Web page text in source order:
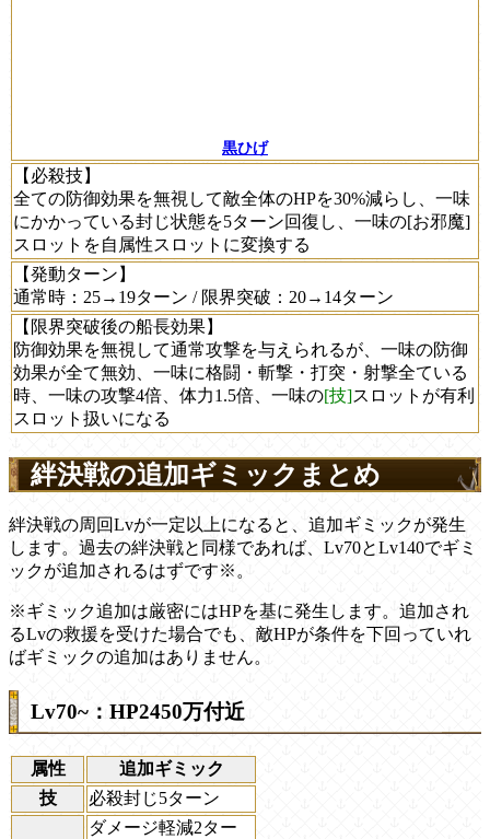
黒ひげ
【必殺技】
全ての防御効果を無視して敵全体のHPを30%減らし、一味
にかかっている封じ状態を5ターン回復し、一味の[お邪魔]
スロットを自属性スロットに変換する
【発動ターン】
通常時：25→19ターン / 限界突破：20→14ターン
【限界突破後の船長効果】
防御効果を無視して通常攻撃を与えられるが、一味の防御
効果が全て無効、一味に格闘・斬撃・打突・射撃全ている
時、一味の攻撃4倍、体力1.5倍、一味の[技]スロットが有利
スロット扱いになる
絆決戦の追加ギミックまとめ
絆決戦の周回Lvが一定以上になると、追加ギミックが発生
します。過去の絆決戦と同様であれば、Lv70とLv140でギミ
ックが追加されるはずです※。
※ギミック追加は厳密にはHPを基に発生します。追加され
るLvの救援を受けた場合でも、敵HPが条件を下回っていれ
ばギミックの追加はありません。
Lv70~：HP2450万付近
属性
追加ギミック
技
必殺封じ5ターン
ダメージ軽減2ター